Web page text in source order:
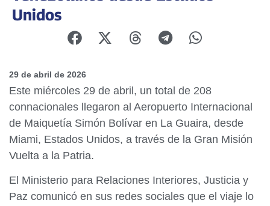
Unidos
29 de abril de 2026
Este miércoles 29 de abril, un total de 208
connacionales llegaron al Aeropuerto Internacional
de Maiquetía Simón Bolívar en La Guaira, desde
Miami, Estados Unidos, a través de la Gran Misión
Vuelta a la Patria.
El Ministerio para Relaciones Interiores, Justicia y
Paz comunicó en sus redes sociales que el viaje lo